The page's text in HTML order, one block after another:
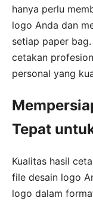
hanya perlu
logo Anda dan
setiap paper
cetakan
personal yang
Tepat
Kualitas hasil
file desain logo
logo dalam